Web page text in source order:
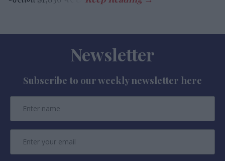
Newsletter
Subscribe to our weekly newsletter here